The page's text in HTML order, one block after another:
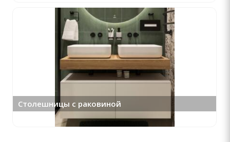
Столешницы с раковиной